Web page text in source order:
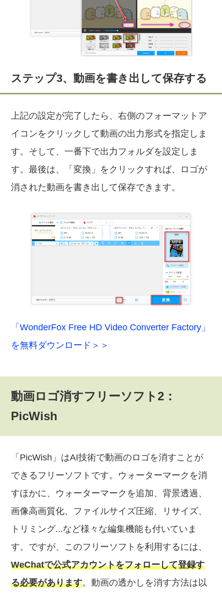
ステップ3、動画を書き出して保存する
上記の設定が完了したら、右側のフォーマットア
イコンをクリックして動画の出力形式を指定しま
す。そして、一番下で出力フォルダを設定しま
す。最後は、「変換」をクリックすれば、ロゴが
消された動画を書き出して保存できます。
「WonderFox Free HD Video Converter Factory」
を無料ダウンロード＞＞
動画ロゴ消すフリーソフト2：
PicWish
「PicWish」はAI技術で動画のロゴを消すことが
できるフリーソフトです。ウォーターマークを消
すほかに、ウォーターマークを追加、背景透過、
画像高画質化、ファイルサイズ圧縮、リサイズ、
トリミング...など様々な編集機能も付いていま
す。ですが、このフリーソフトを利用するには、
WeChatで公式アカウントをフォローして登録す
る必要があります。動画の透かしを消す方法は以